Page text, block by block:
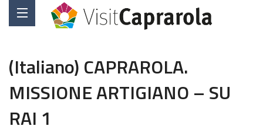
(Italiano) CAPRAROLA.
MISSIONE ARTIGIANO – SU
RAI 1